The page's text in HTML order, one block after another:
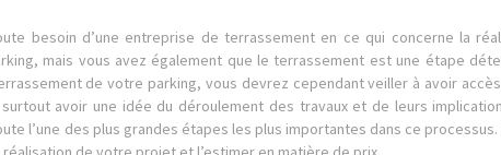
besoin d’une entreprise de terrassement en ce qui concerne la
mais vous avez également que le terrassement est une étape
de votre parking, vous devrez cependant veiller à avoir
avoir une idée du déroulement des travaux et de leurs
l’une des plus grandes étapes les plus importantes dans ce